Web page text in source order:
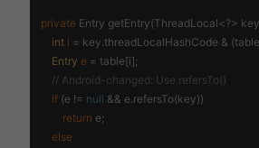
private Entry getEntry(ThreadLocal<?>
int i = key.threadLocalHashCode &
Entry e = table[i];
// Android-changed: Use refersTo()
if (e != null && e.refersTo(key))
return e;
else